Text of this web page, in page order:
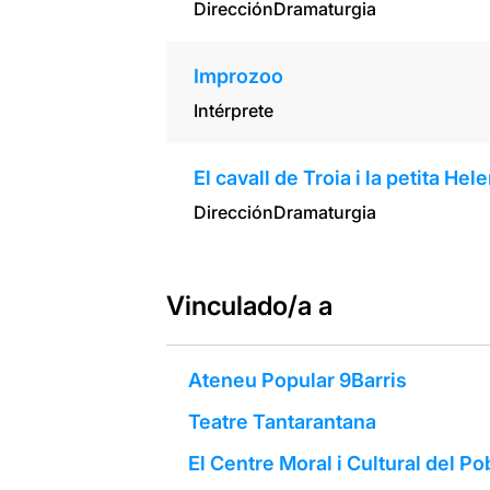
DirecciónDramaturgia
Improzoo
Intérprete
El cavall de Troia i la petita
DirecciónDramaturgia
Vinculado/a a
Ateneu Popular 9Barris
Teatre Tantarantana
El Centre Moral i Cultural del